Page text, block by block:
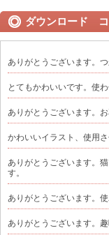
ダウンロード コ
ありがとうございます。
とてもかわいいです。使わ
ありがとうございます。
かわいいイラスト、使用
ありがとうございます。
す。
ありがとうございます。使
ありがとうございます。